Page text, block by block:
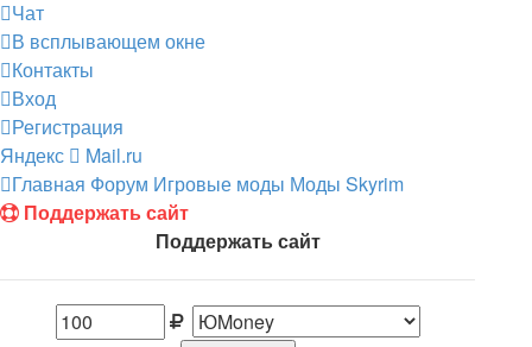
Чат
В всплывающем окне
Контакты
Вход
Регистрация
Яндекс
Mail.ru
Главная Форум Игровые моды Моды Skyrim
Поддержать сайт
Поддержать сайт